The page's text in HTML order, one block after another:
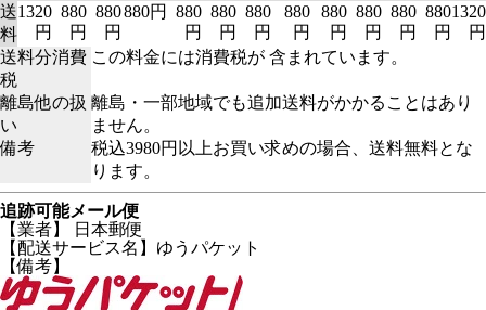
送
料
1320
円
880
円
880
円
880円
880
円
880
円
880
円
880
円
880
円
880
円
880
円
880
円
1320
円
送料分消費
税
この料金には消費税が 含まれています。
離島他の扱
い
離島・一部地域でも追加送料がかかることはあり
ません。
備考
税込3980円以上お買い求めの場合、送料無料とな
ります。
追跡可能メール便
【業者】 日本郵便
【配送サービス名】ゆうパケット
【備考】